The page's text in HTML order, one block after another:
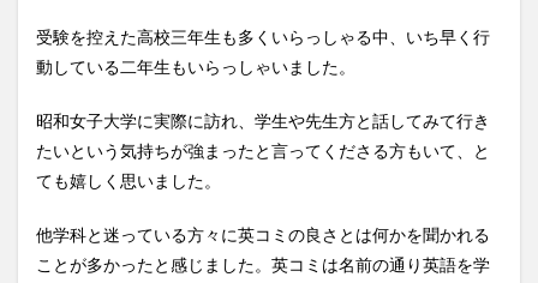
受験を控えた高校三年生も多くいらっしゃる中、いち早く行
動している二年生もいらっしゃいました。
昭和女子大学に実際に訪れ、学生や先生方と話してみて行き
たいという気持ちが強まったと言ってくださる方もいて、と
ても嬉しく思いました。
他学科と迷っている方々に英コミの良さとは何かを聞かれる
ことが多かったと感じました。英コミは名前の通り英語を学